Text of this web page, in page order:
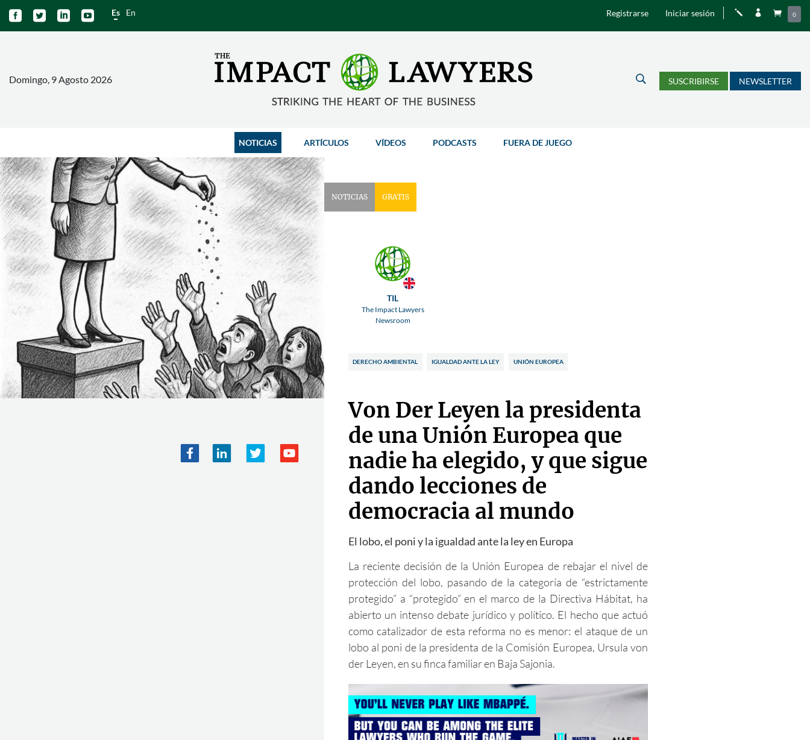
    Es En Registrarse Iniciar sesión j   0
Domingo, 9 Agosto 2026 U SUSCRIBIRSE NEWSLETTER
NOTICIAS ARTÍCULOS VÍDEOS PODCASTS FUERA DE JUEGO
NOTICIAS GRATIS
TIL
The Impact Lawyers
Newsroom
DERECHO AMBIENTAL IGUALDAD ANTE LA LEY UNIÓN EUROPEA
Von Der Leyen la presidenta
de una Unión Europea que
nadie ha elegido, y que sigue
dando lecciones de
democracia al mundo
El lobo, el poni y la igualdad ante la ley en Europa
La reciente decisión de la Unión Europea de rebajar el nivel de
protección del lobo, pasando de la categoría de “estrictamente
protegido” a “protegido” en el marco de la Directiva Hábitat, ha
abierto un intenso debate jurídico y político. El hecho que actuó
como catalizador de esta reforma no es menor: el ataque de un
lobo al poni de la presidenta de la Comisión Europea, Ursula von
der Leyen, en su finca familiar en Baja Sajonia.